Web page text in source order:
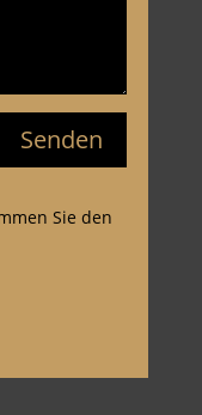
Senden
Sie den